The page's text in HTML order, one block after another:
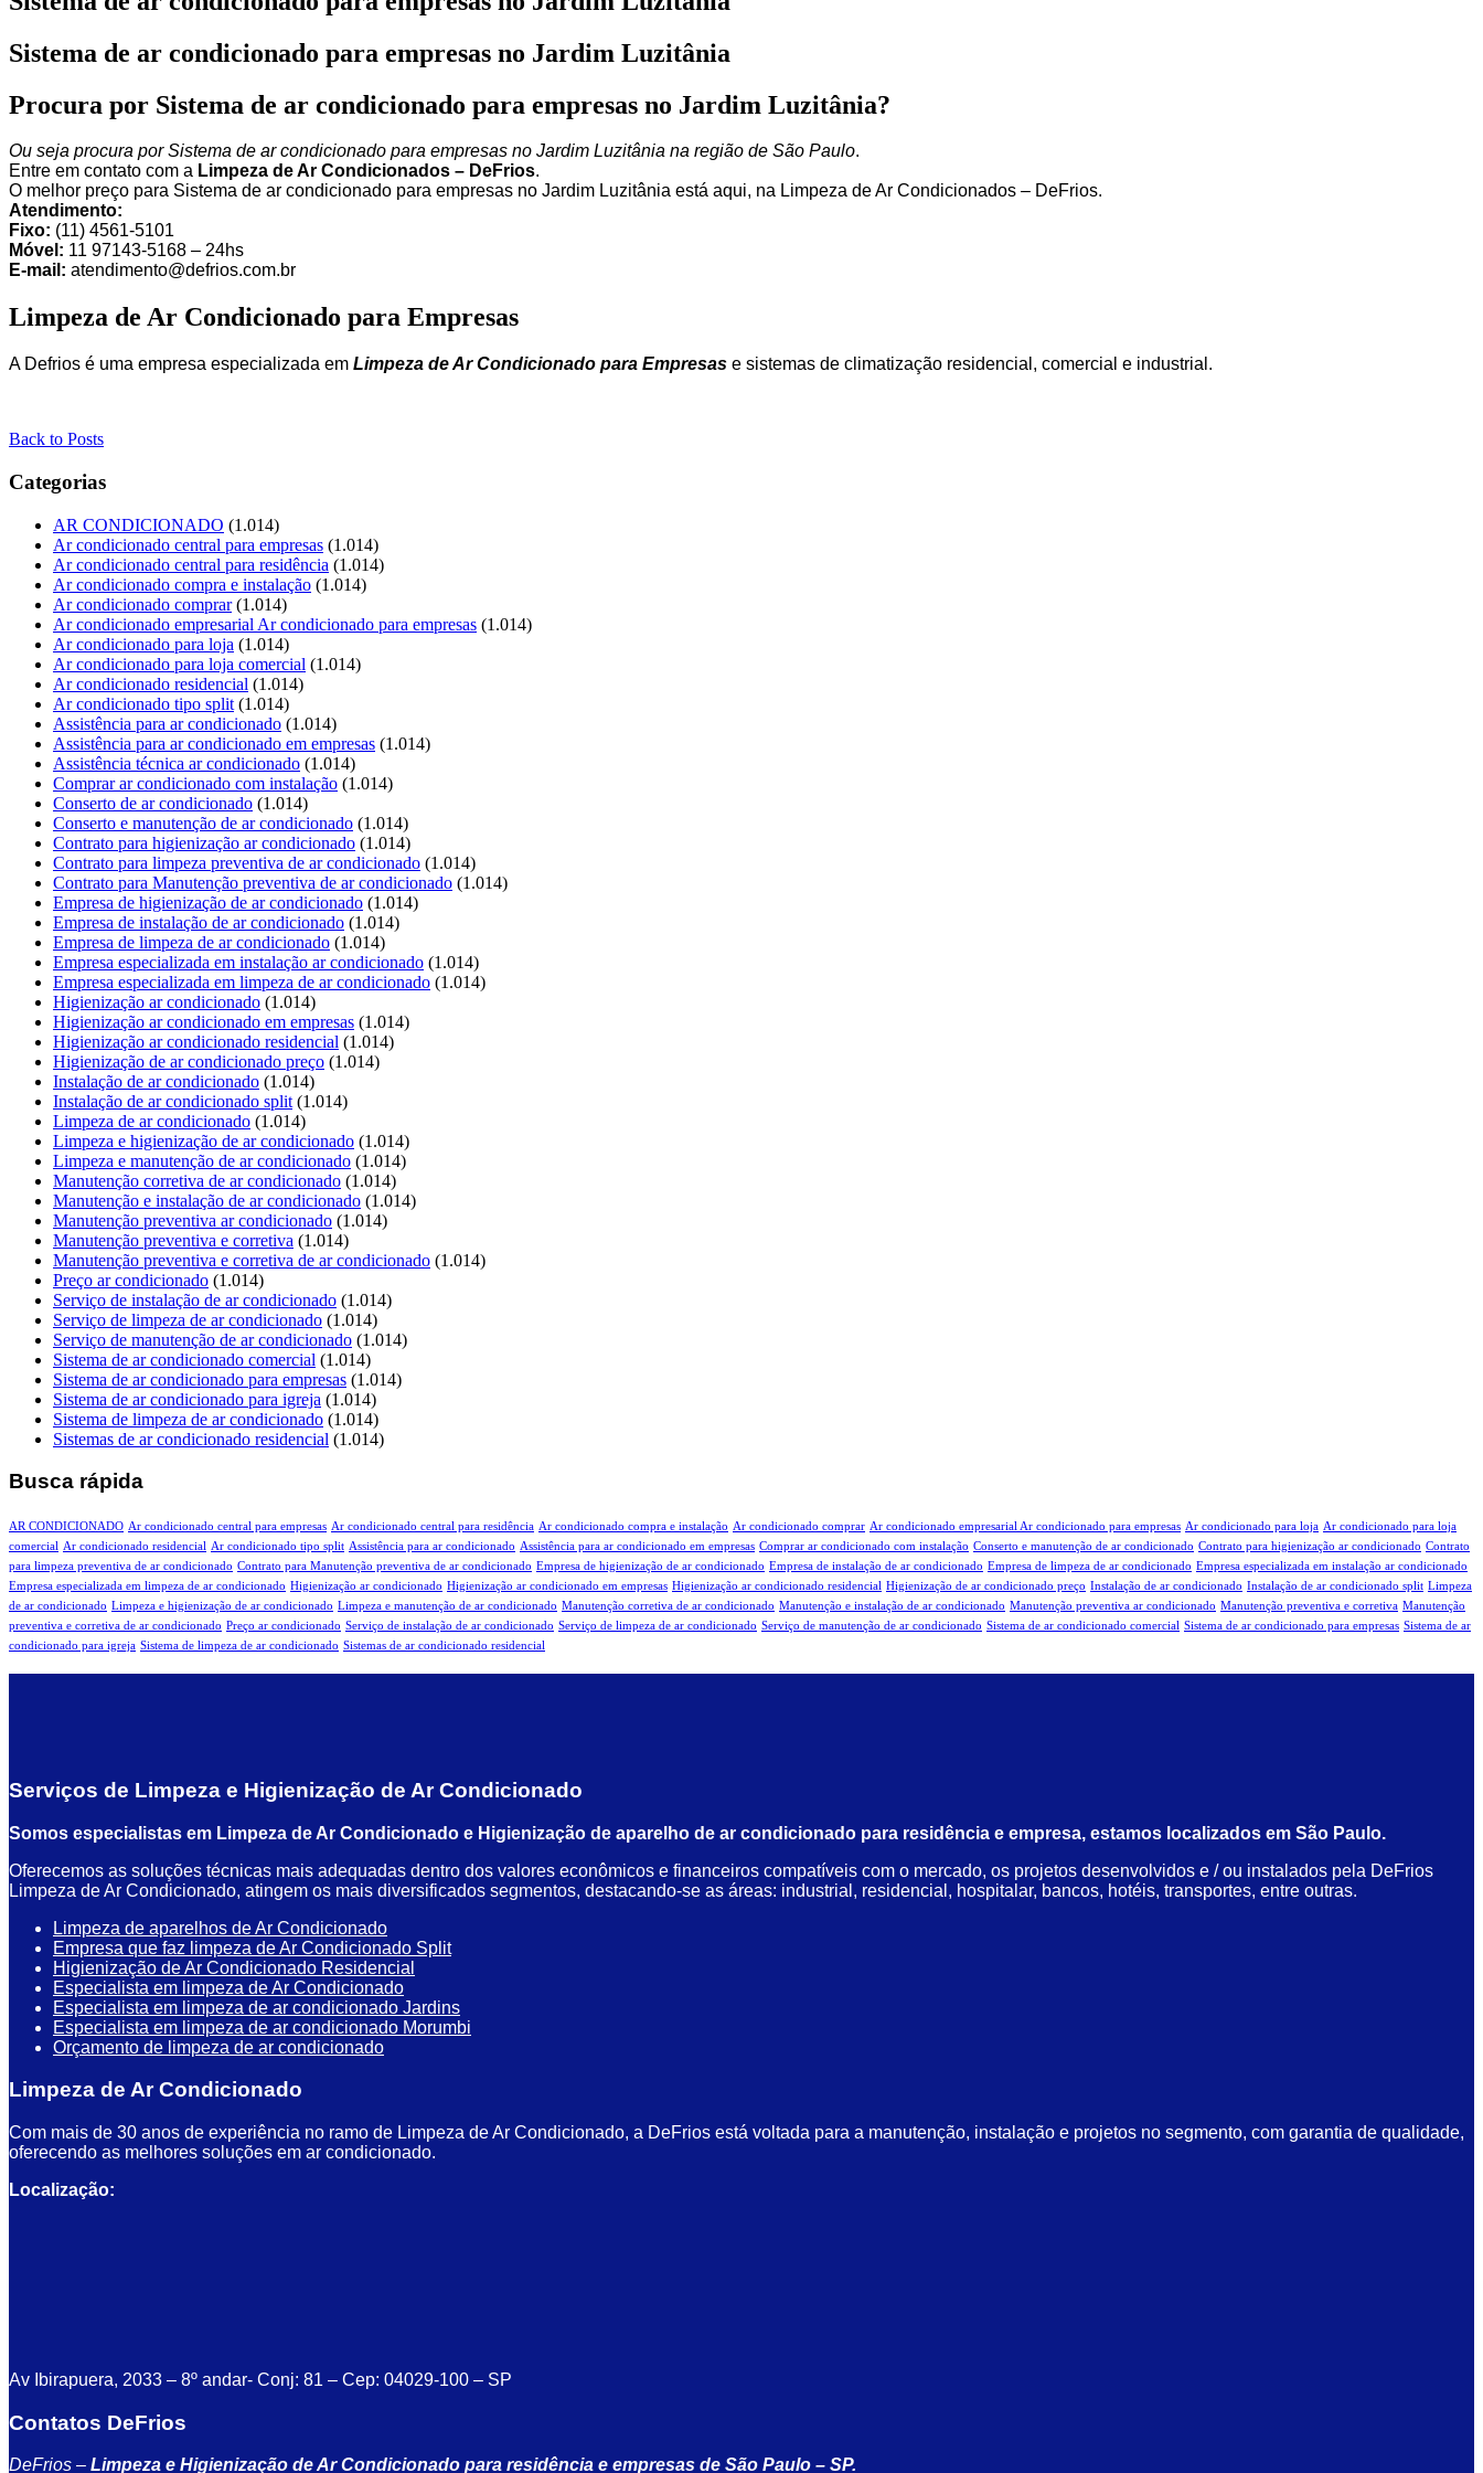
Sistema de ar condicionado para empresas no Jardim Luzitânia
Procura por Sistema de ar condicionado para empresas no Jardim Luzitânia?
Ou seja procura por Sistema de ar condicionado para empresas no Jardim Luzitânia na região de São Paulo.
Entre em contato com a Limpeza de Ar Condicionados – DeFrios.
O melhor preço para Sistema de ar condicionado para empresas no Jardim Luzitânia está aqui, na Limpeza de Ar Condicionados – DeFrios.
Atendimento:
Fixo: (11) 4561-5101
Móvel: 11 97143-5168 – 24hs
E-mail: atendimento@defrios.com.br
Limpeza de Ar Condicionado para Empresas
A Defrios é uma empresa especializada em Limpeza de Ar Condicionado para Empresas e sistemas de climatização residencial, comercial e industrial.
Back to Posts
Categorias
AR CONDICIONADO (1.014)
Ar condicionado central para empresas (1.014)
Ar condicionado central para residência (1.014)
Ar condicionado compra e instalação (1.014)
Ar condicionado comprar(1.014)
Ar condicionado empresarial Ar condicionado para empresas (1.014)
Ar condicionado para loja (1.014)
Ar condicionado para loja comercial (1.014)
Ar condicionado residencial (1.014)
Ar condicionado tipo split (1.014)
Assistência para ar condicionado (1.014)
Assistência para ar condicionado em empresas (1.014)
Assistência técnica ar condicionado (1.014)
Comprar ar condicionado com instalação (1.014)
Conserto de ar condicionado (1.014)
Conserto e manutenção de ar condicionado (1.014)
Contrato para higienização ar condicionado (1.014)
Contrato para limpeza preventiva de ar condicionado (1.014)
Contrato para Manutenção preventiva de ar condicionado (1.014)
Empresa de higienização de ar condicionado (1.014)
Empresa de instalação de ar condicionado (1.014)
Empresa de limpeza de ar condicionado (1.014)
Empresa especializada em instalação ar condicionado (1.014)
Empresa especializada em limpeza de ar condicionado (1.014)
Higienização ar condicionado (1.014)
Higienização ar condicionado em empresas (1.014)
Higienização ar condicionado residencial (1.014)
Higienização de ar condicionado preço (1.014)
Instalação de ar condicionado (1.014)
Instalação de ar condicionado split (1.014)
Limpeza de ar condicionado (1.014)
Limpeza e higienização de ar condicionado (1.014)
Limpeza e manutenção de ar condicionado (1.014)
Manutenção corretiva de ar condicionado (1.014)
Manutenção e instalação de ar condicionado (1.014)
Manutenção preventiva ar condicionado (1.014)
Manutenção preventiva e corretiva (1.014)
Manutenção preventiva e corretiva de ar condicionado (1.014)
Preço ar condicionado (1.014)
Serviço de instalação de ar condicionado (1.014)
Serviço de limpeza de ar condicionado (1.014)
Serviço de manutenção de ar condicionado (1.014)
Sistema de ar condicionado comercial (1.014)
Sistema de ar condicionado para empresas (1.014)
Sistema de ar condicionado para igreja (1.014)
Sistema de limpeza de ar condicionado (1.014)
Sistemas de ar condicionado residencial (1.014)
Busca rápida
AR CONDICIONADO Ar condicionado central para empresas Ar condicionado central para residência Ar condicionado compra e instalação Ar condicionado comprar Ar condicionado empresarial Ar condicionado para empresas Ar condicionado para loja Ar condicionado para loja
comercial
Ar condicionado residencial Ar condicionado tipo split Assistência para ar condicionado Assistência para ar condicionado em empresas Comprar ar condicionado com instalação Conserto e manutenção de ar condicionado Contrato para higienização ar condicionado Contrato
para limpeza preventiva de ar condicionado Contrato para Manutenção preventiva de ar condicionado Empresa de higienização de ar condicionado Empresa de instalação de ar condicionado Empresa de limpeza de ar condicionado Empresa especializada em instalação ar condicionado
Empresa especializada em limpeza de ar condicionado Higienização ar condicionado Higienização ar condicionado em empresas Higienização ar condicionado residencial Higienização de ar condicionado preço Instalação de ar condicionado Instalação de ar condicionado split Limpeza
de ar condicionado Limpeza e higienização de ar condicionado Limpeza e manutenção de ar condicionado Manutenção corretiva de ar condicionado Manutenção e instalação de ar condicionado Manutenção preventiva ar condicionado Manutenção preventiva e corretiva Manutenção
preventiva e corretiva de ar condicionado Preço ar condicionado Serviço de instalação de ar condicionado Serviço de limpeza de ar condicionado Serviço de manutenção de ar condicionado Sistema de ar condicionado comercial Sistema de ar condicionado para empresas Sistema de ar
condicionado para igreja Sistema de limpeza de ar condicionado Sistemas de ar condicionado residencial
Serviços de Limpeza e Higienização de Ar Condicionado
Somos especialistas em Limpeza de Ar Condicionado e Higienização de aparelho de ar condicionado para residência e empresa, estamos localizados em São Paulo.
Oferecemos as soluções técnicas mais adequadas dentro dos valores econômicos e financeiros compatíveis com o mercado, os projetos desenvolvidos e / ou instalados pela DeFrios
Limpeza de Ar Condicionado, atingem os mais diversificados segmentos, destacando-se as áreas: industrial, residencial, hospitalar, bancos, hotéis, transportes, entre outras.
Limpeza de aparelhos de Ar Condicionado
Empresa que faz limpeza de Ar Condicionado Split
Higienização de Ar Condicionado Residencial
Especialista em limpeza de Ar Condicionado
Especialista em limpeza de ar condicionado Jardins
Especialista em limpeza de ar condicionado Morumbi
Orçamento de limpeza de ar condicionado
Limpeza de Ar Condicionado
Com mais de 30 anos de experiência no ramo de Limpeza de Ar Condicionado, a DeFrios está voltada para a manutenção, instalação e projetos no segmento, com garantia de qualidade,
oferecendo as melhores soluções em ar condicionado.
Localização:
Av Ibirapuera, 2033 – 8º andar- Conj: 81 – Cep: 04029-100 – SP
Contatos DeFrios
DeFrios – Limpeza e Higienização de Ar Condicionado para residência e empresas de São Paulo – SP.